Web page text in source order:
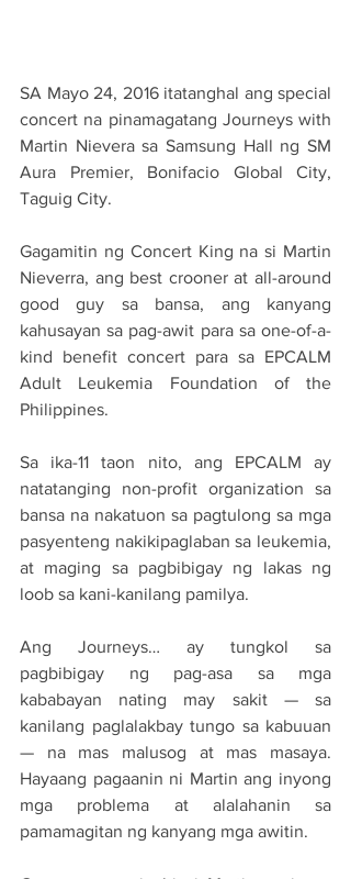
SA Mayo 24, 2016 itatanghal ang special
concert na pinamagatang Journeys with
Martin Nievera sa Samsung Hall ng SM
Aura Premier, Bonifacio Global City,
Taguig City.
Gagamitin ng Concert King na si Martin
Nieverra, ang best crooner at all-around
good guy sa bansa, ang kanyang
kahusayan sa pag-awit para sa one-of-a-
kind benefit concert para sa EPCALM
Adult Leukemia Foundation of the
Philippines.
Sa ika-11 taon nito, ang EPCALM ay
natatanging non-profit organization sa
bansa na nakatuon sa pagtulong sa mga
pasyenteng nakikipaglaban sa leukemia,
at maging sa pagbibigay ng lakas ng
loob sa kani-kanilang pamilya.
Ang Journeys… ay tungkol sa
pagbibigay ng pag-asa sa mga
kababayan nating may sakit — sa
kanilang paglalakbay tungo sa kabuuan
— na mas malusog at mas masaya.
Hayaang pagaanin ni Martin ang inyong
mga problema at alalahanin sa
pamamagitan ng kanyang mga awitin.